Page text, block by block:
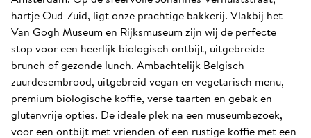
hartje Oud-Zuid, ligt onze prachtige bakkerij. Vlakbij het
Van Gogh Museum en Rijksmuseum zijn wij de perfecte
stop voor een heerlijk biologisch ontbijt, uitgebreide
brunch of gezonde lunch. Ambachtelijk Belgisch
zuurdesembrood, uitgebreid vegan en vegetarisch menu,
premium biologische koffie, verse taarten en gebak en
glutenvrije opties. De ideale plek na een museumbezoek,
voor een ontbijt met vrienden of een rustige koffie met een